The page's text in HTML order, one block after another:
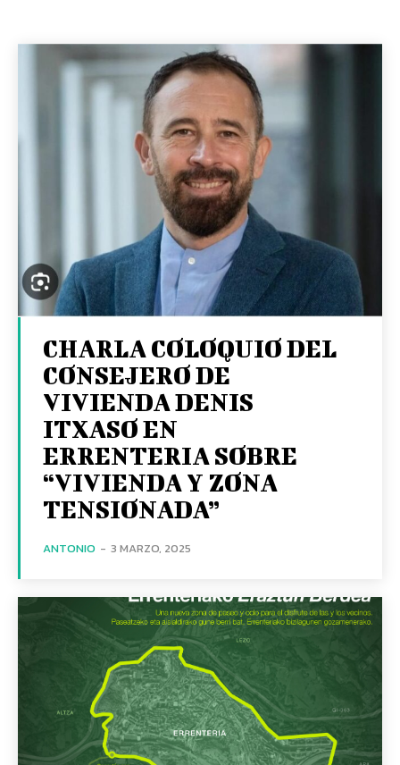
CHARLA COLOQUIO DEL
CONSEJERO DE
VIVIENDA DENIS
ITXASO EN
ERRENTERIA SOBRE
“VIVIENDA Y ZONA
TENSIONADA”
ANTONIO - 3 MARZO, 2025